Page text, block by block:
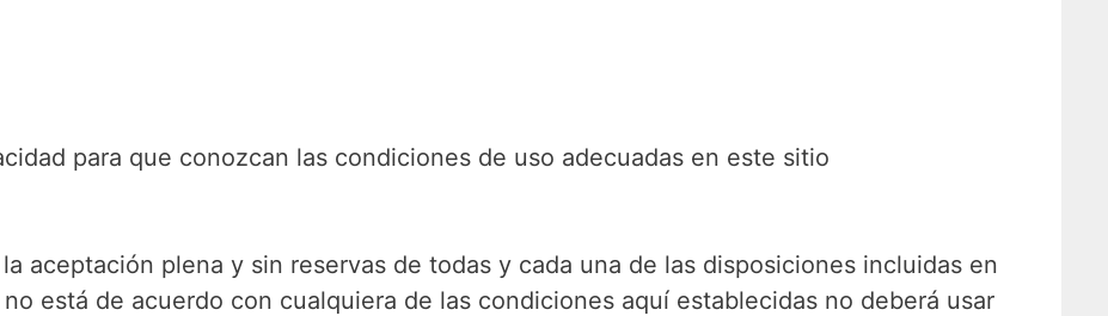
para que conozcan las condiciones de uso adecuadas en este sitio
aceptación plena y sin reservas de todas y cada una de las disposiciones incluidas en
está de acuerdo con cualquiera de las condiciones aquí establecidas no deberá usar